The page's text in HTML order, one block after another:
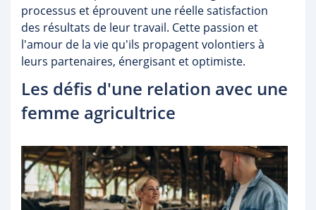
processus et éprouvent une réelle satisfaction
des résultats de leur travail. Cette passion et
l'amour de la vie qu'ils propagent volontiers à
leurs partenaires, énergisant et optimiste.
Les défis d'une relation avec une
femme agricultrice